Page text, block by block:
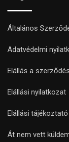
Általános
Adatvédelmi
Elállás a
Elállási nyilatkozat
Elállási tájékoztató
Át nem vett